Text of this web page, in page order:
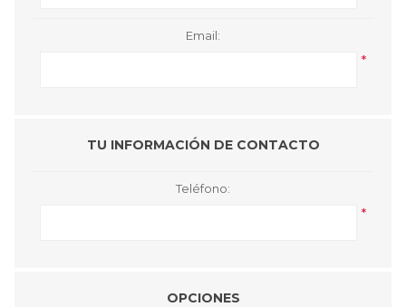
Email:
*
TU INFORMACIÓN DE CONTACTO
Teléfono:
*
OPCIONES